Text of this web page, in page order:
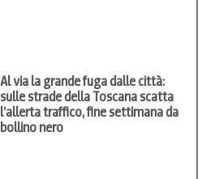
Al via la grande fuga dalle città:
sulle strade della Toscana scatta
l’allerta traffico, fine settimana da
bollino nero